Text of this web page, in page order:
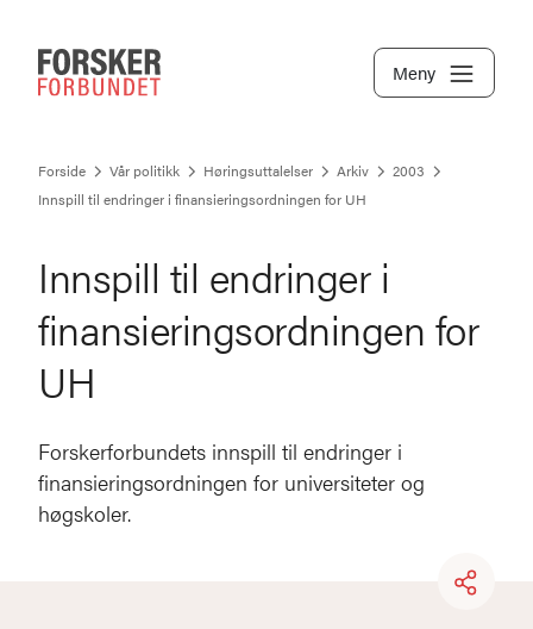
Meny
Forside Vår politikk Høringsuttalelser Arkiv
2003
Innspill til endringer i finansieringsordningen for UH
Innspill til endringer i
finansieringsordningen for
UH
Forskerforbundets innspill til endringer i
finansieringsordningen for universiteter og
høgskoler.